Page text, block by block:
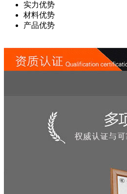
实力优势
材料优势
产品优势